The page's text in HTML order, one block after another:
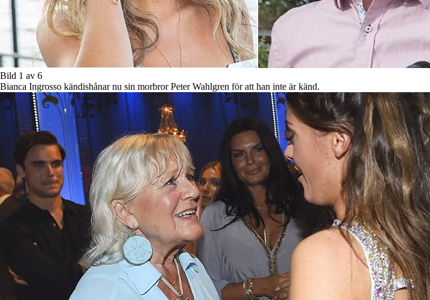
Bild 1 av 6
Bianca Ingrosso kändishånar nu sin morbror Peter Wahlgren för att han inte är känd.